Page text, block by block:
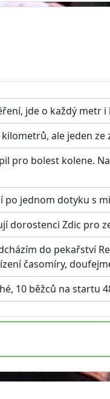
jde o každý metr i
ale jeden
pro bolest kolene.
po jednom dotyku s
dorostenci Zdic pro
do pekařství
časomíry,
10 běžců na startu